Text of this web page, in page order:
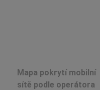
Mapa pokrytí mobilní
sítě podle operátora